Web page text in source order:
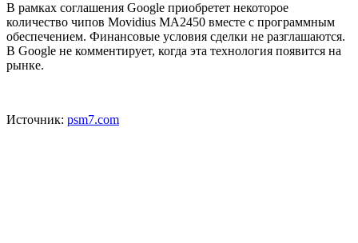
В рамках соглашения Google приобретет некоторое
количество чипов Movidius MA2450 вместе с программным
обеспечением. Финансовые условия сделки не разглашаются.
В Google не комментирует, когда эта технология появится на
рынке.
Источник: psm7.com